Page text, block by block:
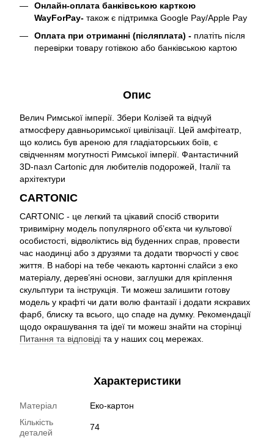
Онлайн-оплата банківською карткою
WayForPay- також є підтримка Google Pay/Apple Pay
Оплата при отриманні (післяплата) - платіть після
перевірки товару готівкою або банківською картою
Опис
Велич Римської імперії. Збери Колізей та відчуй
атмосферу давньоримської цивілізації. Цей амфітеатр,
що колись був ареною для гладіаторських боїв, є
свідченням могутності Римської імперії. Фантастичний
3D-пазл Cartonic для любителів подорожей, Італії та
архітектури
CARTONIC
CARTONIC - це легкий та цікавий спосіб створити
тривимірну модель популярного обʼєкта чи культової
особистості, відволіктись від буденних справ, провести
час наодинці або з друзями та додати творчості у своє
життя. В наборі на тебе чекають картонні слайси з еко
матеріалу, дерев’яні основи, заглушки для кріплення
скульптури та інструкція. Ти можеш залишити готову
модель у крафті чи дати волю фантазії і додати яскравих
фарб, блиску та всього, що спаде на думку. Рекомендації
щодо окрашування та ідеї ти можеш знайти на сторінці
Питання та відповіді та у наших соц мережах.
Характеристики
Матеріал
Еко-картон
Кількість
деталей
74